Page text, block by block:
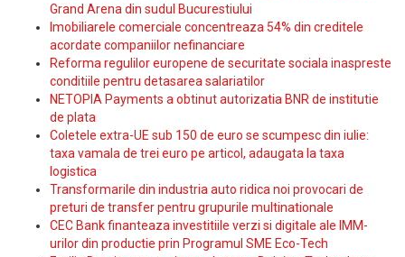
Grand Arena din sudul Bucurestiului
Imobiliarele comerciale concentreaza 54% din creditele
acordate companiilor nefinanciare
Reforma regulilor europene de securitate sociala inaspreste
conditiile pentru detasarea salariatilor
NETOPIA Payments a obtinut autorizatia BNR de institutie
de plata
Coletele extra-UE sub 150 de euro se scumpesc din iulie:
taxa vamala de trei euro pe articol, adaugata la taxa
logistica
Transformarile din industria auto ridica noi provocari de
preturi de transfer pentru grupurile multinationale
CEC Bank finanteaza investitiile verzi si digitale ale IMM-
urilor din productie prin Programul SME Eco-Tech